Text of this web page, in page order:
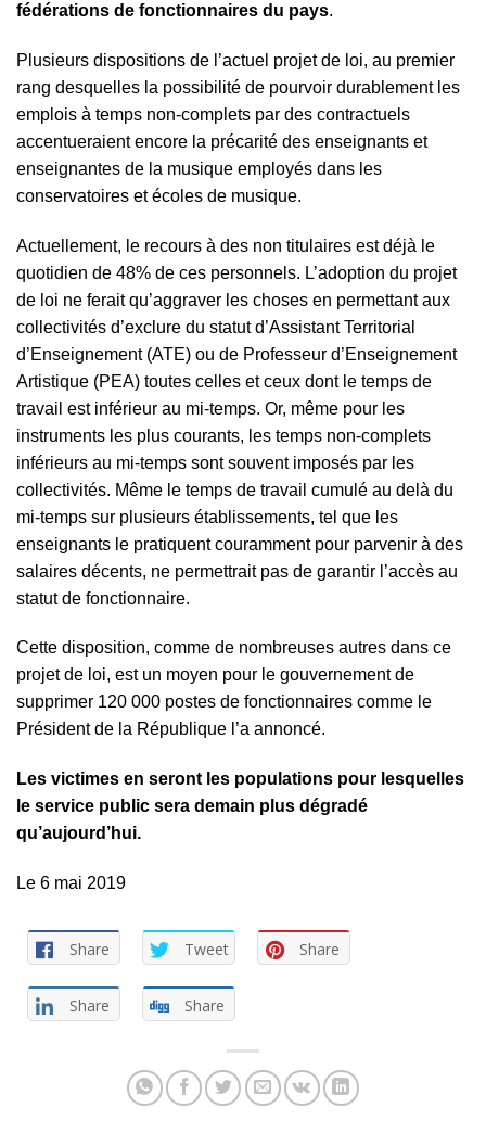
fédérations de fonctionnaires du pays.
Plusieurs dispositions de l’actuel projet de loi, au premier
rang desquelles la possibilité de pourvoir durablement les
emplois à temps non-complets par des contractuels
accentueraient encore la précarité des enseignants et
enseignantes de la musique employés dans les
conservatoires et écoles de musique.
Actuellement, le recours à des non titulaires est déjà le
quotidien de 48% de ces personnels. L’adoption du projet
de loi ne ferait qu’aggraver les choses en permettant aux
collectivités d’exclure du statut d’Assistant Territorial
d’Enseignement (ATE) ou de Professeur d’Enseignement
Artistique (PEA) toutes celles et ceux dont le temps de
travail est inférieur au mi-temps. Or, même pour les
instruments les plus courants, les temps non-complets
inférieurs au mi-temps sont souvent imposés par les
collectivités. Même le temps de travail cumulé au delà du
mi-temps sur plusieurs établissements, tel que les
enseignants le pratiquent couramment pour parvenir à des
salaires décents, ne permettrait pas de garantir l’accès au
statut de fonctionnaire.
Cette disposition, comme de nombreuses autres dans ce
projet de loi, est un moyen pour le gouvernement de
supprimer 120 000 postes de fonctionnaires comme le
Président de la République l’a annoncé.
Les victimes en seront les populations pour lesquelles
le service public sera demain plus dégradé
qu’aujourd’hui.
Le 6 mai 2019
Share Tweet Share
Share Share